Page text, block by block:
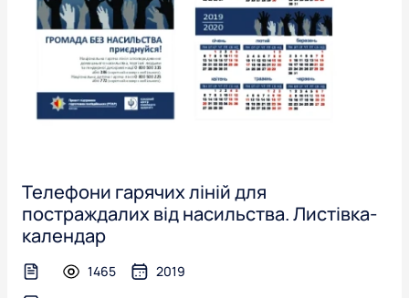
Телефони гарячих ліній для
постраждалих від насильства. Листівка-
календар
text-file1465
2019